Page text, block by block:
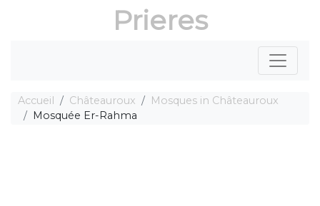
Prieres
Accueil Châteauroux
Mosques in Châteauroux
Mosquée Er-Rahma